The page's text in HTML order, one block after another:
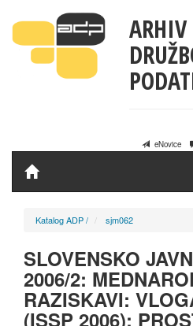
ARHIV
eNovice
Katalog ADP/ sjm062
SLOVENSKO
2006/2:
RAZISKAVI:
(ISSP 2006);